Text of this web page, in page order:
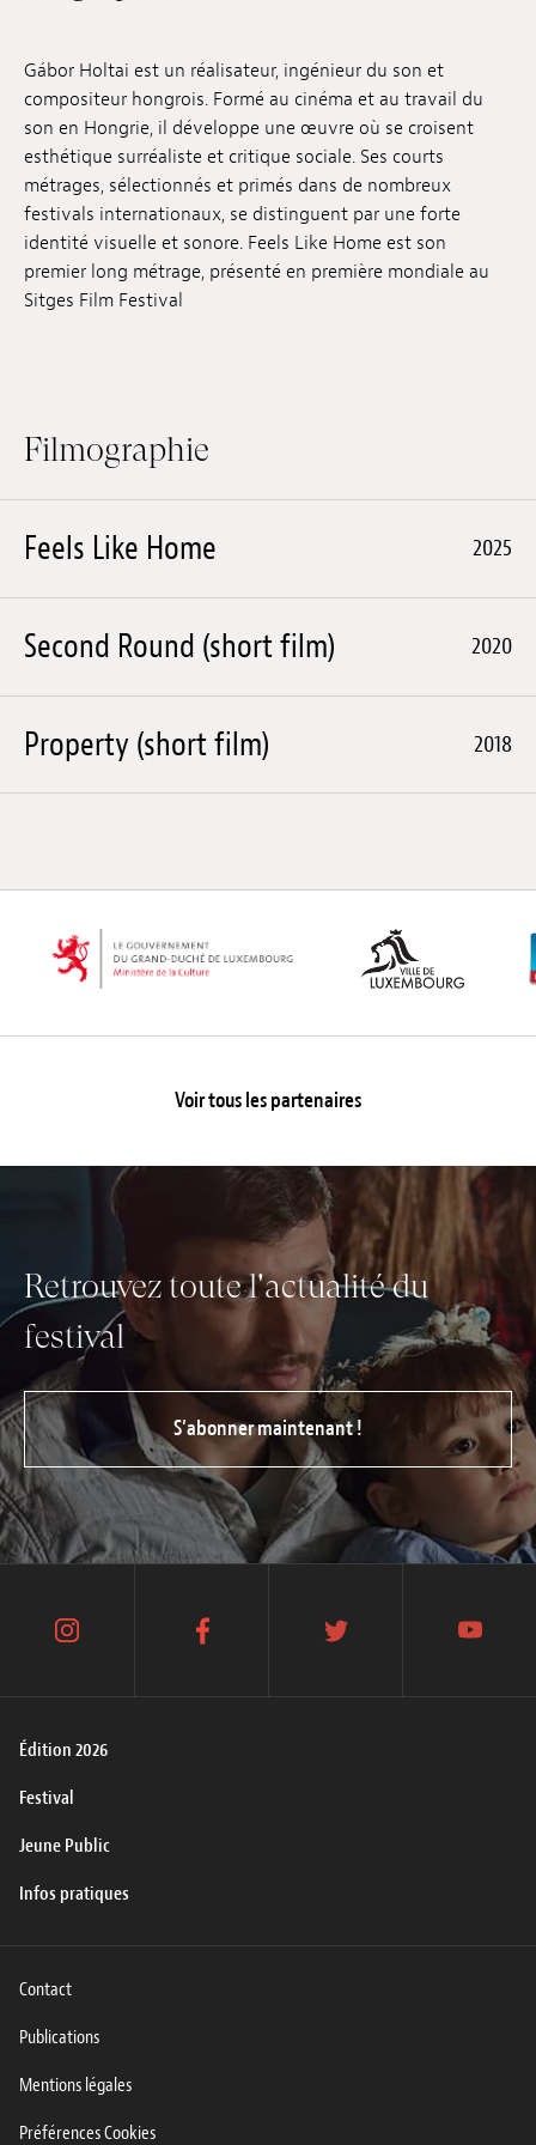
Soumissions
Archives
Publications
Gábor Holtai est un réalisateur, ingénieur du son et
compositeur hongrois. Formé au cinéma et au travail du
son en Hongrie, il développe une œuvre où se croisent
esthétique surréaliste et critique sociale. Ses courts
métrages, sélectionnés et primés dans de nombreux
festivals internationaux, se distinguent par une forte
identité visuelle et sonore. Feels Like Home est son
premier long métrage, présenté en première mondiale au
Sitges Film Festival
Filmographie
Feels Like Home 2025
Second Round (short film) 2020
Property (short film) 2018
Voir tous les partenaires
Retrouvez toute l'actualité du
festival
S’abonner maintenant !
Édition 2026
Festival
Jeune Public
Infos pratiques
instagram facebook twitter youtube
Contact
Publications
Mentions légales
Préférences Cookies